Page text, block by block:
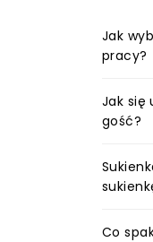
Jak
pracy?
Jak się
gość?
Co